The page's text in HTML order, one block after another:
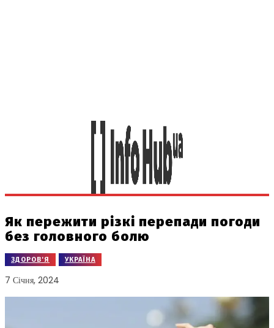
Як пережити різкі перепади погоди
без головного болю
ЗДОРОВ'Я УКРАЇНА
7 Січня, 2024